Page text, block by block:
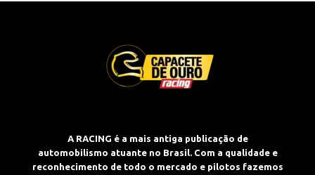
A RACING é a mais antiga publicação de
automobilismo atuante no Brasil. Com a qualidade e
reconhecimento de todo o mercado e pilotos fazemos